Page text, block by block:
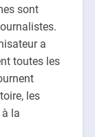
sont
a
toutes les
les
la